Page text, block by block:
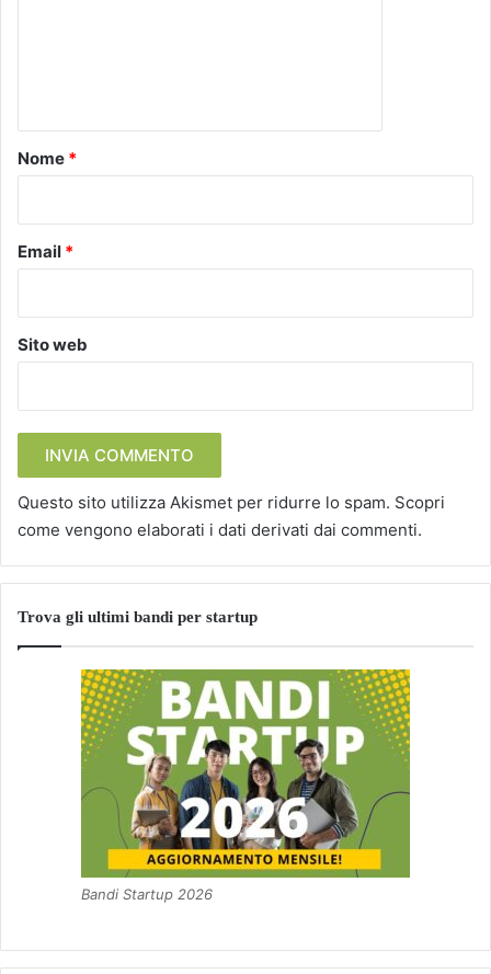
o
Nome *
Email *
Sito web
Questo sito utilizza Akismet per ridurre lo spam. Scopri
come vengono elaborati i dati derivati dai commenti.
Trova gli ultimi bandi per startup
Bandi Startup 2026